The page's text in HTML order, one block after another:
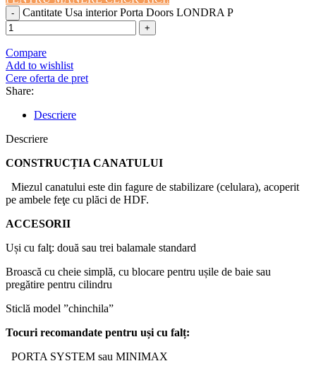
Cantitate Usa interior Porta Doors LONDRA P
Compare
Add to wishlist
Cere oferta de pret
Share:
Descriere
Descriere
CONSTRUCȚIA CANATULUI
Miezul canatului este din fagure de stabilizare (celulara), acoperit
pe ambele feţe cu plăci de HDF.
ACCESORII
Uși cu falţ: două sau trei balamale standard
Broască cu cheie simplă, cu blocare pentru ușile de baie sau
pregătire pentru cilindru
Sticlă model ”chinchila”
Tocuri recomandate pentru uși cu falț:
PORTA SYSTEM sau MINIMAX